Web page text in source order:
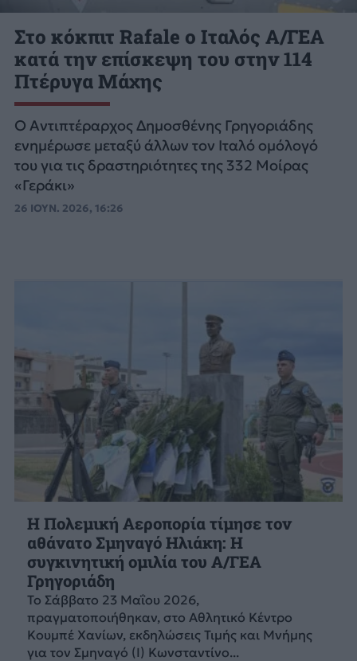
Στο κόκπιτ Rafale ο Ιταλός Α/ΓΕΑ
κατά την επίσκεψη του στην 114
Πτέρυγα Μάχης
Ο Αντιπτέραρχος Δημοσθένης Γρηγοριάδης
ενημέρωσε μεταξύ άλλων τον Ιταλό ομόλογό
του για τις δραστηριότητες της 332 Μοίρας
«Γεράκι»
26 ΙΟΥΝ. 2026, 16:26
Η Πολεμική Αεροπορία τίμησε τον
αθάνατο Σμηναγό Ηλιάκη: Η
συγκινητική ομιλία του Α/ΓΕΑ
Γρηγοριάδη
Το Σάββατο 23 Μαΐου 2026,
πραγματοποιήθηκαν, στο Αθλητικό Κέντρο
Κουμπέ Χανίων, εκδηλώσεις Τιμής και Μνήμης
για τον Σμηναγό (Ι) Κωνσταντίνο...